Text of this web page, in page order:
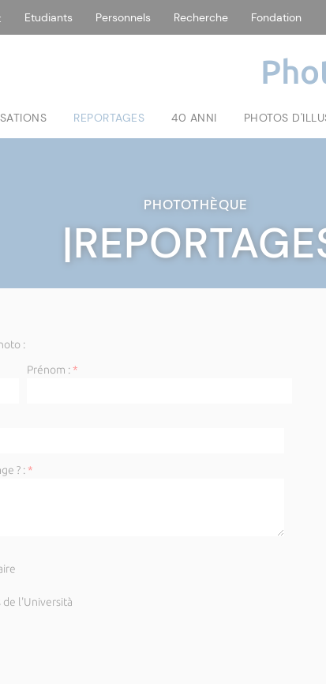
Etudiants Personnels Recherche Fondation
REPORTAGES 40 ANNI PHOTOS
PHOTOTHÈQUE
:
Prénom :*
? :*
de l'Università